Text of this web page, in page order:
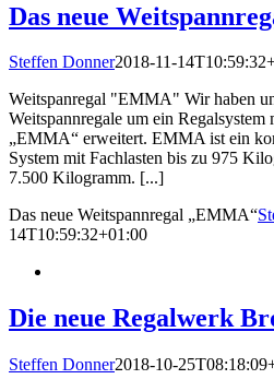
Das neue
Steffen Donner2018-11-
Weitspanregal "EMMA" Wir haben
Weitspannregale um ein
„EMMA“ erweitert. EMMA ist ein
System mit Fachlasten bis zu 975
7.500 Kilogramm. [...]
Das neue Weitspannregal „EMMA“
14T10:59:32+01:00
Die neue Regalwerk
Steffen Donner2018-10-